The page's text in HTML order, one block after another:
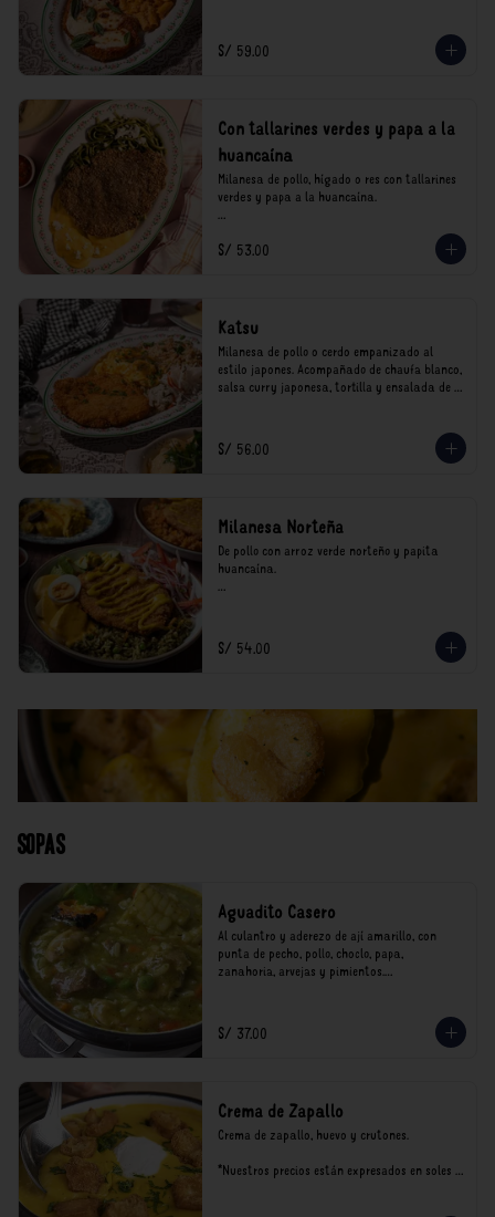
*Nuestros precios están expresados en soles e
incluyen impuestos de ley y recargo al
S/ 59.00
Con tallarines verdes y papa a la
huancaína
Milanesa de pollo, hígado o res con tallarines
verdes y papa a la huancaína.
*Nuestros precios están expresados en soles e
incluyen impuestos de ley y recargo al
S/ 53.00
Katsu
Milanesa de pollo o cerdo empanizado al
estilo japones. Acompañado de chaufa blanco,
salsa curry japonesa, tortilla y ensalada de
*Nuestros precios están expresados en soles e
incluyen impuestos de ley y recargo al
S/ 56.00
Milanesa Norteña
De pollo con arroz verde norteño y papita
huancaína.
consumo.
S/ 54.00
Sopas
Aguadito Casero
Al culantro y aderezo de ají amarillo, con
punta de pecho, pollo, choclo, papa,
zanahoria, arvejas y pimientos.
incluyen impuestos de ley y recargo al
consumo.
S/ 37.00
Crema de Zapallo
Crema de zapallo, huevo y crutones.
*Nuestros precios están expresados en soles e